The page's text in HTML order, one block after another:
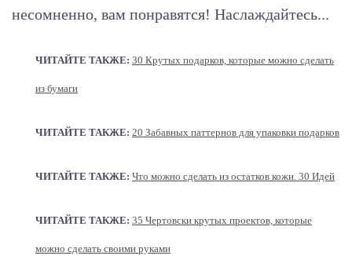
несомненно, вам понравятся! Наслаждайтесь...
ЧИТАЙТЕ ТАКЖЕ: 30 Крутых подарков, которые можно сделать
из бумаги
ЧИТАЙТЕ ТАКЖЕ: 20 Забавных паттернов для упаковки подарков
ЧИТАЙТЕ ТАКЖЕ: Что можно сделать из остатков кожи. 30 Идей
ЧИТАЙТЕ ТАКЖЕ: 35 Чертовски крутых проектов, которые
можно сделать своими руками